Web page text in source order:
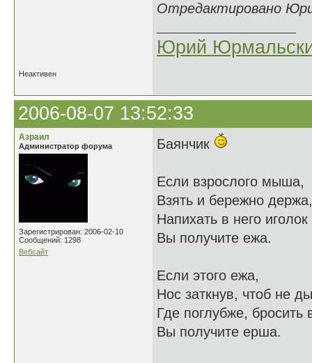
Отредактировано
Юрий
Неактивен
2006-08-07 13:52:33
Азраил
Администратор форума
Зарегистрирован: 2006-02-10
Сообщений: 1298
Вебсайт
Баянчик
Если взрослого мыша,
Взять и бережно держа,
Напихать в него иголок
Вы получите ежа.
Если этого ежа,
Нос заткнув, чтоб не
Где поглубже, бросить
Вы получите ерша.